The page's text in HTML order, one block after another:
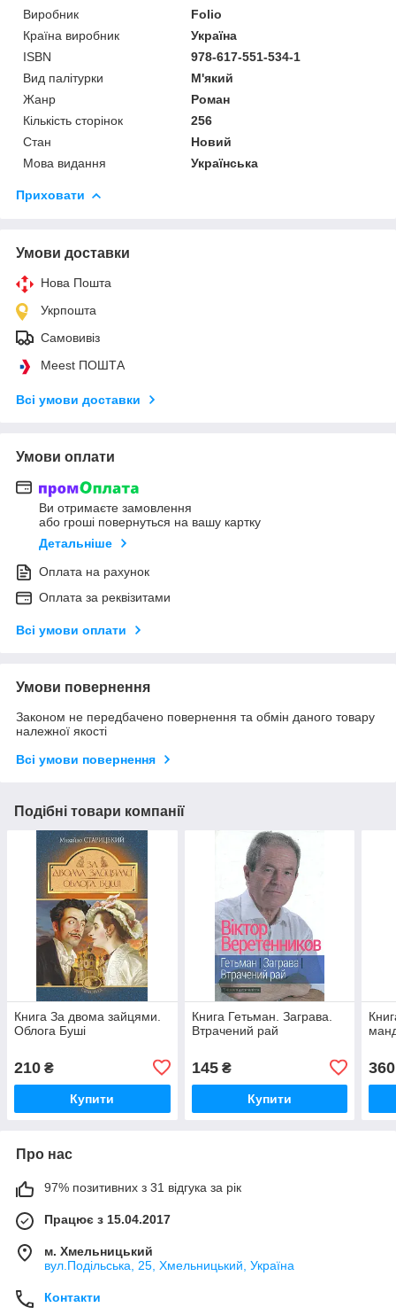
Виробник
Folio
Країна виробник
Україна
ISBN
978-617-551-534-1
Вид палітурки
М'який
Жанр
Роман
Кількість сторінок
256
Стан
Новий
Мова видання
Українська
Приховати
Умови доставки
Нова Пошта
Укрпошта
Самовивіз
Meest ПОШТА
Всі умови доставки
Умови оплати
Ви отримаєте замовлення
або гроші повернуться на вашу картку
Детальніше
Оплата на рахунок
Оплата за реквізитами
Всі умови оплати
Умови повернення
Законом не передбачено повернення та обмін даного товару
належної якості
Всі умови повернення
Подібні товари компанії
Книга За двома зайцями.
Облога Буші
210 ₴
Купити
Книга Гетьман. Заграва.
Втрачений рай
145₴
Купити
360
Про нас
97% позитивних з 31 відгука за рік
Працює з 15.04.2017
м. Хмельницький
вул.Подільська, 25, Хмельницький, Україна
Контакти